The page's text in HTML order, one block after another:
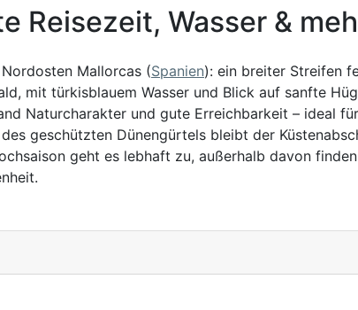
Reisezeit, Wasser &
Mallorcas (Spanien): ein breiter Streifen
mit türkisblauem Wasser und Blick auf sanfte
Naturcharakter und gute Erreichbarkeit – ideal für
geschützten Dünengürtels bleibt der
geht es lebhaft zu, außerhalb davon finden